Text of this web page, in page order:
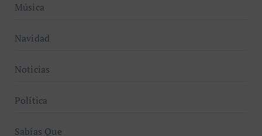
Música
Navidad
Noticias
Política
Sabías Que